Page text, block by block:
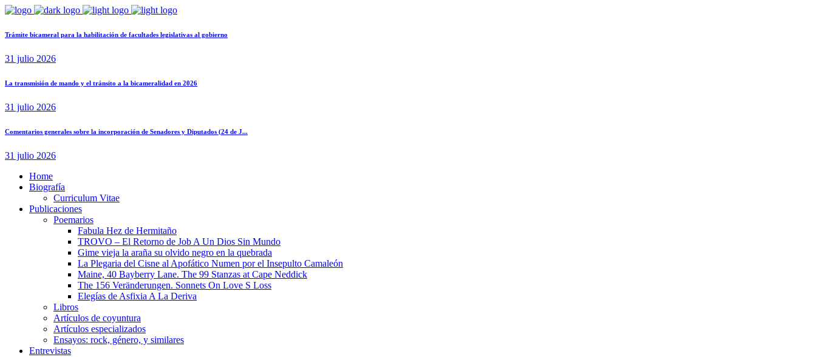
Trámite bicameral para la habilitación de facultades legislativas al gobierno
31 julio 2026
La transmisión de mando y el tránsito a la bicameralidad en 2026
31 julio 2026
Comentarios generales sobre la incorporación de Senadores y Diputados (24 de J...
31 julio 2026
Home
Biografía
Curriculum Vitae​
Publicaciones
Poemarios
Fabula Hez de Hermitaño
TROVO – El Retorno de Job A Un Dios Sin Mundo
Gime vieja la araña su olvido negro en la quebrada
La Plegaria del Cisne al Apofático Numen por el Insepulto Camaleón
Maine, 40 Bayberry Lane. The 99 Stanzas at Cape Neddick
The 156 Veränderungen. Sonnets On Love S Loss
Elegías de Asfixia A La Deriva
Libros
Artículos de coyuntura
Artículos especializados
Ensayos: rock, género, y similares
Entrevistas